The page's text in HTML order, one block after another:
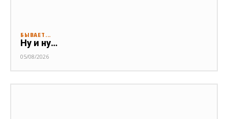
БЫВАЕТ...
Ну и ну…
05/08/2026